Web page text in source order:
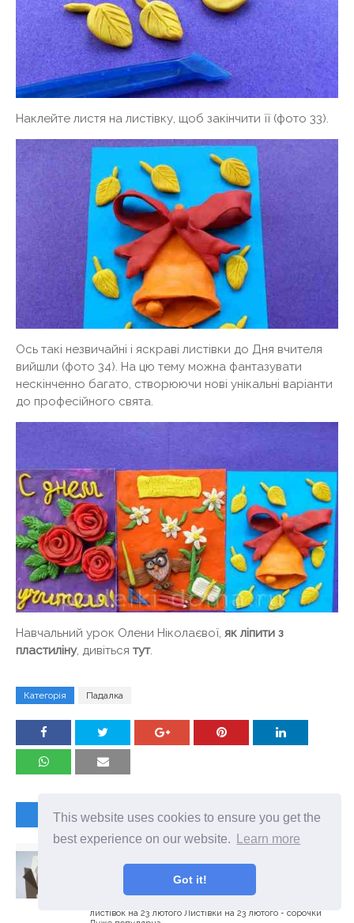
This website uses cookies to ensure you get the
best experience on our website.
Learn more
Got it!
Наклейте листя на листівку, щоб закінчити її (фото 33).
Ось такі незвичайні і яскраві листівки до Дня вчителя
вийшли (фото 34). На цю тему можна фантазувати
нескінченно багато, створюючи нові унікальні варіанти
до професійного свята.
Навчальний урок Олени Ніколаєвої, як ліпити з
пластиліну, дивіться тут.
Категорія Падалка
НАСТУПНА СТАТТЯ
КРАВАТКОЮ І ВІЙСЬКОВА ФОРМА
змістЛистівки на 23 лютого - сорочкиЛистівка «Сорочка з
краваткою» Дитячі вироби - сорочка орігаміСорочка
листівок на 23 лютого Листівки на 23 лютого - сорочки